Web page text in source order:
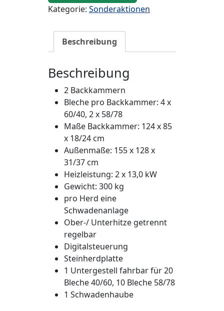
Kategorie: Sonderaktionen
Beschreibung
Beschreibung
2 Backkammern
Bleche pro Backkammer: 4 x
60/40, 2 x 58/78
Maße Backkammer: 124 x 85
x 18/24 cm
Außenmaße: 155 x 128 x
31/37 cm
Heizleistung: 2 x 13,0 kW
Gewicht: 300 kg
pro Herd eine
Schwadenanlage
Ober-/ Unterhitze getrennt
regelbar
Digitalsteuerung
Steinherdplatte
1 Untergestell fahrbar für 20
Bleche 40/60, 10 Bleche 58/78
1 Schwadenhaube